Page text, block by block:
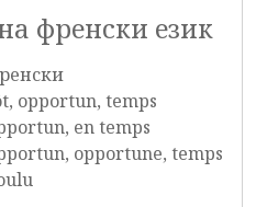
френски език
opportun, temps
en temps
opportune, temps